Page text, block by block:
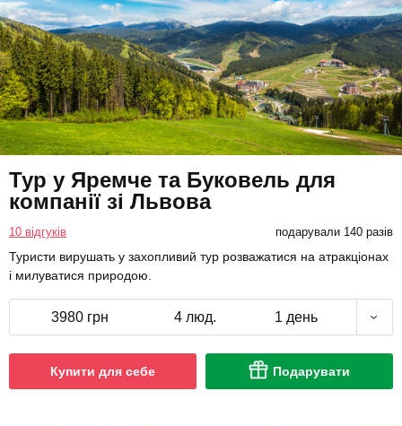
Тур у Яремче та Буковель для
компанії зі Львова
10 відгуків подарували 140 разів
Туристи вирушать у захопливий тур розважатися на атракціонах
і милуватися природою.
3980 грн 4 люд. 1 день
Купити для себе Подарувати